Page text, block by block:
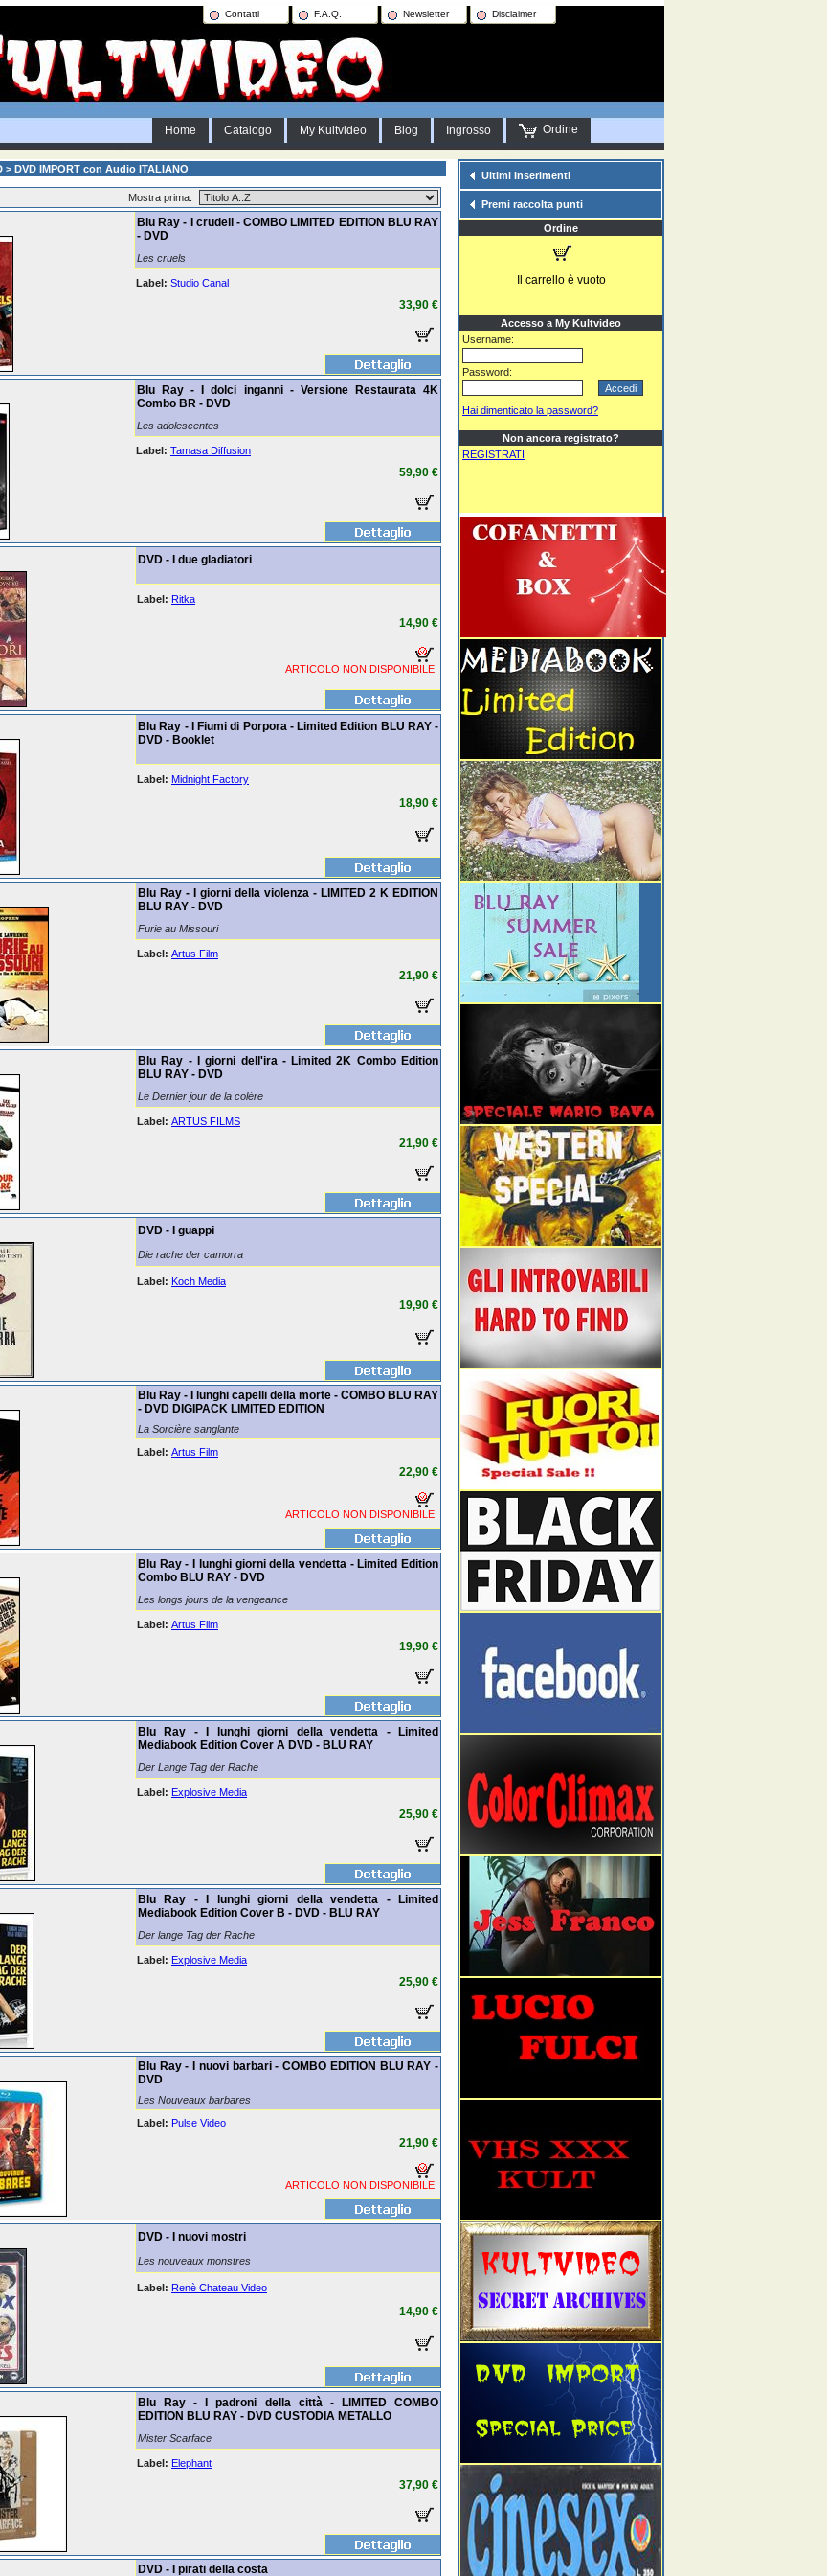
Contatti F.A.Q. Newsletter Disclaimer
Home Catalogo My Kultvideo Blog Ingrosso Ordine
> DVD IMPORT con Audio ITALIANO
Mostra prima:
Blu Ray - I crudeli - COMBO LIMITED EDITION BLU RAY
- DVD
Les cruels
Label: Studio Canal
33,90 €
Blu Ray - I dolci inganni - Versione Restaurata 4K
Combo BR - DVD
Les adolescentes
Label: Tamasa Diffusion
59,90 €
DVD - I due gladiatori
Label: Ritka
14,90 €
ARTICOLO NON DISPONIBILE
Blu Ray - I Fiumi di Porpora - Limited Edition BLU RAY -
DVD - Booklet
Label: Midnight Factory
18,90 €
Blu Ray - I giorni della violenza - LIMITED 2 K EDITION
BLU RAY - DVD
Furie au Missouri
Label: Artus Film
21,90 €
Blu Ray - I giorni dell'ira - Limited 2K Combo Edition
BLU RAY - DVD
Le Dernier jour de la colère
Label: ARTUS FILMS
21,90 €
DVD - I guappi
Die rache der camorra
Label: Koch Media
19,90 €
Blu Ray - I lunghi capelli della morte - COMBO BLU RAY
- DVD DIGIPACK LIMITED EDITION
La Sorcière sanglante
Label: Artus Film
22,90 €
ARTICOLO NON DISPONIBILE
Blu Ray - I lunghi giorni della vendetta - Limited Edition
Combo BLU RAY - DVD
Les longs jours de la vengeance
Label: Artus Film
19,90 €
Blu Ray - I lunghi giorni della vendetta - Limited
Mediabook Edition Cover A DVD - BLU RAY
Der Lange Tag der Rache
Label: Explosive Media
25,90 €
Blu Ray - I lunghi giorni della vendetta - Limited
Mediabook Edition Cover B - DVD - BLU RAY
Der lange Tag der Rache
Label: Explosive Media
25,90 €
Blu Ray - I nuovi barbari - COMBO EDITION BLU RAY -
DVD
Les Nouveaux barbares
Label: Pulse Video
21,90 €
ARTICOLO NON DISPONIBILE
DVD - I nuovi mostri
Les nouveaux monstres
Label: Renè Chateau Video
14,90 €
Blu Ray - I padroni della città - LIMITED COMBO
EDITION BLU RAY - DVD CUSTODIA METALLO
Mister Scarface
Label: Elephant
37,90 €
DVD - I pirati della costa
Ultimi Inserimenti
Premi raccolta punti
Ordine
Il carrello è vuoto
Accesso a My Kultvideo
Username:
Password:
Hai dimenticato la password?
Non ancora registrato?
REGISTRATI